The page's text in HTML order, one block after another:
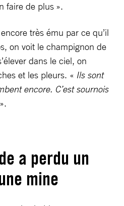
faire de plus ».
très ému par ce qu’il
on voit le champignon de
dans le ciel, on
et les pleurs. « Ils sont
encore. C’est sournois
a perdu un
mine